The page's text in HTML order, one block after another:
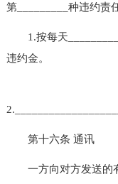
第_________种违约责
1.按每天_________
违约金。
第十六条 通讯
一方向对方发送的有